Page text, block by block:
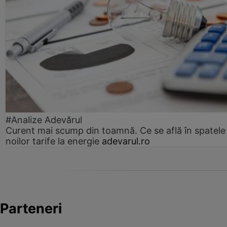
#Analize Adevărul
Curent mai scump din toamnă. Ce se află în spatele
noilor tarife la energie adevarul.ro
Parteneri